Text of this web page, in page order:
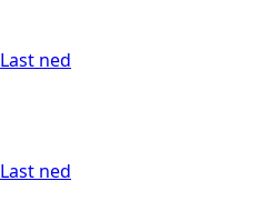
Last ned
Last ned